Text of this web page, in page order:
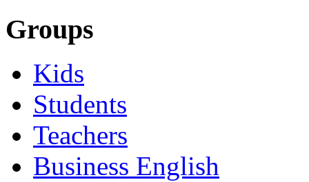
Groups
Kids
Students
Teachers
Business English